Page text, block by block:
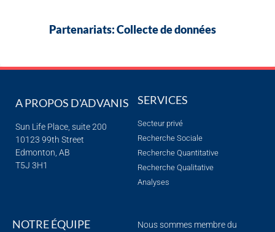
Partenariats: Collecte de données
A PROPOS D'ADVANIS
Sun Life Place, suite 200
10123 99th Street
Edmonton, AB
T5J 3H1
SERVICES
Secteur privé
Recherche Sociale
Recherche Quantitative
Recherche Qualitative
Analyses
NOTRE ÉQUIPE Nous sommes membre du